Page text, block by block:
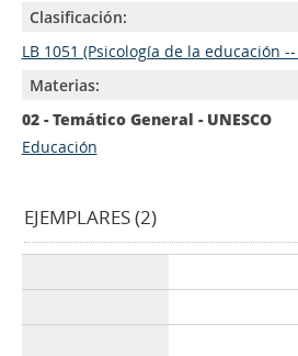
Clasificación:
LB 1051 (Psicología de la educación
Materias:
02 - Temático General - UNESCO
Educación
EJEMPLARES (2)